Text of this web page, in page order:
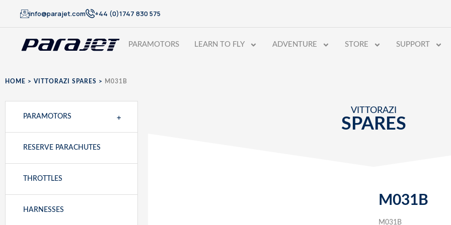
info@parajet.com +44 (0)1747 830 575
PARAMOTORS LEARN TO FLY ADVENTURE STORE SUPPORT
HOME > VITTORAZI SPARES > M031B
PARAMOTORS +
RESERVE PARACHUTES
THROTTLES
HARNESSES
VITTORAZI
SPARES
M031B
M031B